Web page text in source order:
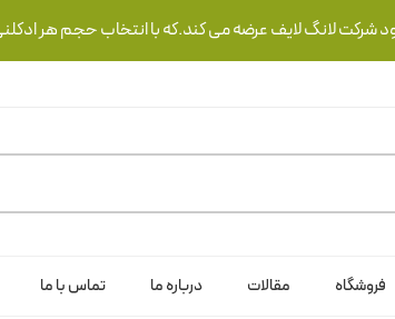
شرکت لانگ لایف عرضه می کند.که با انتخاب حجم هر
فروشگاه مقالات درباره ما تماس با ما